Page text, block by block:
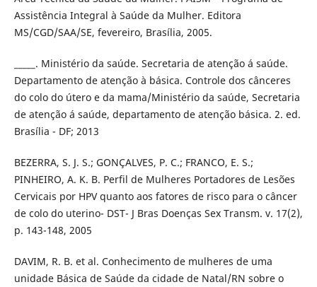
Assistência Integral à Saúde da Mulher. Editora
MS/CGD/SAA/SE, fevereiro, Brasília, 2005.
_____. Ministério da saúde. Secretaria de atenção á saúde.
Departamento de atenção à básica. Controle dos cânceres
do colo do útero e da mama/Ministério da saúde, Secretaria
de atenção á saúde, departamento de atenção básica. 2. ed.
Brasília - DF; 2013
BEZERRA, S. J. S.; GONÇALVES, P. C.; FRANCO, E. S.;
PINHEIRO, A. K. B. Perfil de Mulheres Portadores de Lesões
Cervicais por HPV quanto aos fatores de risco para o câncer
de colo do uterino- DST- J Bras Doenças Sex Transm. v. 17(2),
p. 143-148, 2005
DAVIM, R. B. et al. Conhecimento de mulheres de uma
unidade Básica de Saúde da cidade de Natal/RN sobre o